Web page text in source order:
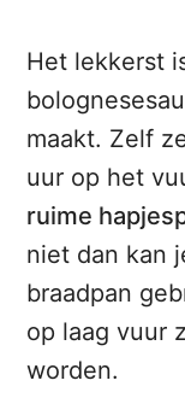
Het lekkerst
maakt. Zelf
uur op het
ruime
niet dan kan
braadpan
op laag vuur
worden.